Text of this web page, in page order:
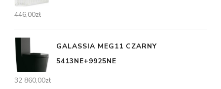
446,00zł
GALASSIA MEG11 CZARNY
5413NE+9925NE
32 860,00zł